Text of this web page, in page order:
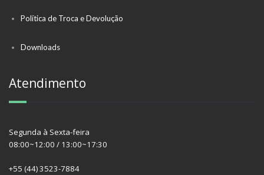
Política de Troca e Devolução
Downloads
Atendimento
Segunda à Sexta-feira
08:00~12:00 / 13:00~17:30
+55 (44) 3523-7884